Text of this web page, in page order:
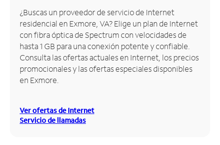
Inglés
Administrar
cuenta
Encuentra
una
tienda
¿Buscas un proveedor de servicio de Internet
residencial en Exmore, VA? Elige un plan de Internet
con fibra óptica de Spectrum con velocidades de
hasta 1 GB para una conexión potente y confiable.
Consulta las ofertas actuales en Internet, los precios
promocionales y las ofertas especiales disponibles
en Exmore.
Ver ofertas de Internet
Servicio de llamadas